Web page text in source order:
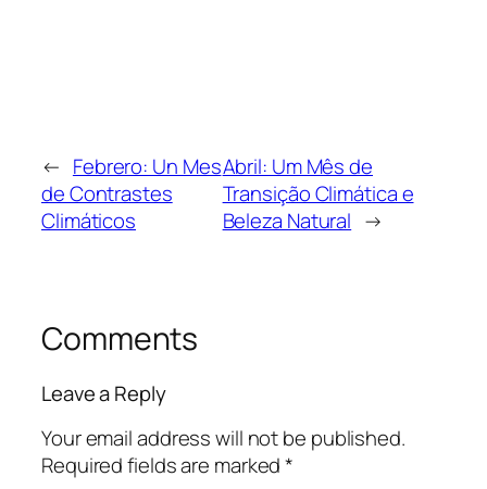
← Febrero: Un Mes
de Contrastes
Climáticos
Abril: Um Mês de
Transição Climática e
Beleza Natural →
Comments
Leave a Reply
Your email address will not be published.
Required fields are marked*